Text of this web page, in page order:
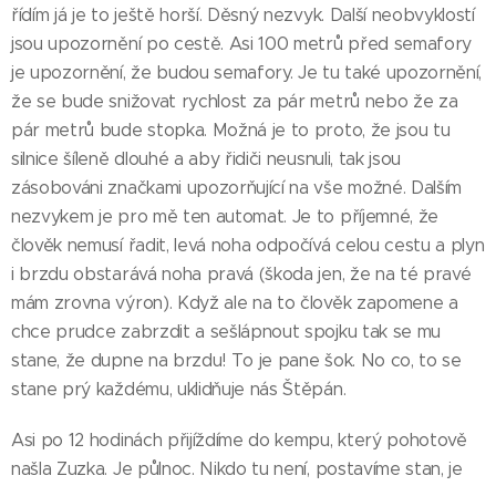
řídím já je to ještě horší. Děsný nezvyk. Další neobvyklostí
jsou upozornění po cestě. Asi 100 metrů před semafory
je upozornění, že budou semafory. Je tu také upozornění,
že se bude snižovat rychlost za pár metrů nebo že za
pár metrů bude stopka. Možná je to proto, že jsou tu
silnice šíleně dlouhé a aby řidiči neusnuli, tak jsou
zásobováni značkami upozorňující na vše možné. Dalším
nezvykem je pro mě ten automat. Je to příjemné, že
člověk nemusí řadit, levá noha odpočívá celou cestu a plyn
i brzdu obstarává noha pravá (škoda jen, že na té pravé
mám zrovna výron). Když ale na to člověk zapomene a
chce prudce zabrzdit a sešlápnout spojku tak se mu
stane, že dupne na brzdu! To je pane šok. No co, to se
stane prý každému, uklidňuje nás Štěpán.
Asi po 12 hodinách přijíždíme do kempu, který pohotově
našla Zuzka. Je půlnoc. Nikdo tu není, postavíme stan, je